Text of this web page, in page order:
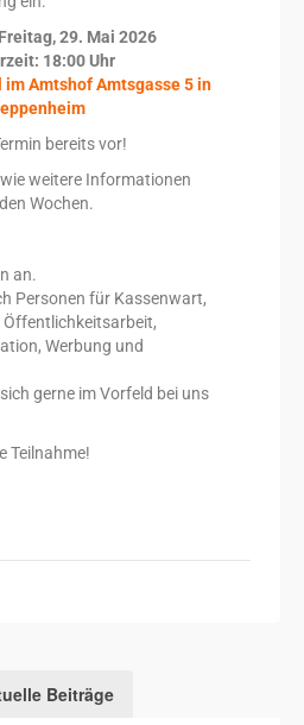
29. Mai 2026
18:00 Uhr
Amtshof Amtsgasse 5 in
bereits vor!
weitere Informationen
Wochen.
an.
Personen für Kassenwart,
Werbung und
gerne im Vorfeld bei uns
Teilnahme!
Beiträge